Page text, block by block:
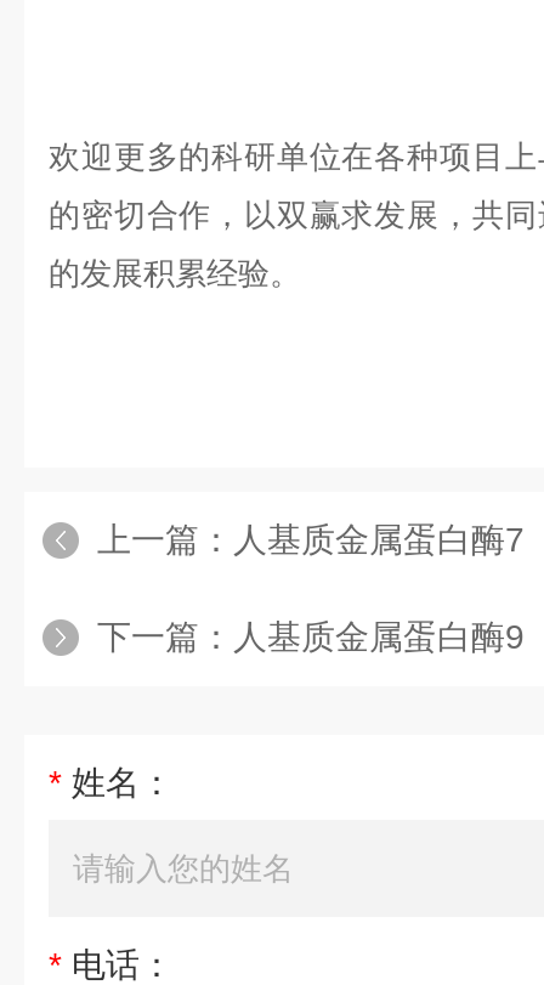
欢迎更多的科研单位在各种项目
的密切合作，以双赢求发展，共
的发展积累经验。
上一篇： 人基质金属蛋白酶7（
下一篇： 人基质金属蛋白酶9（
* 姓名：
* 电话：